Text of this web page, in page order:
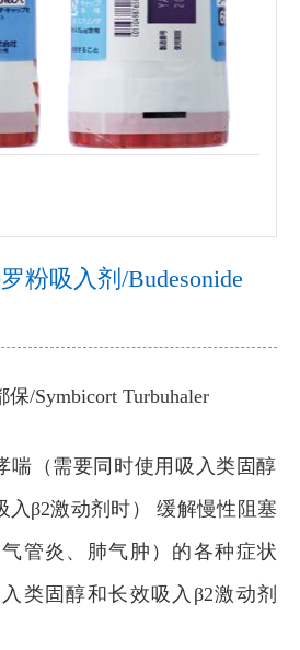
粉吸入剂/Budesonide
保/Symbicort Turbuhaler
喘（需要同时使用吸入类固醇
入β2激动剂时） 缓解慢性阻塞
管炎、肺气肿）的各种症状
类固醇和长效吸入β2激动剂